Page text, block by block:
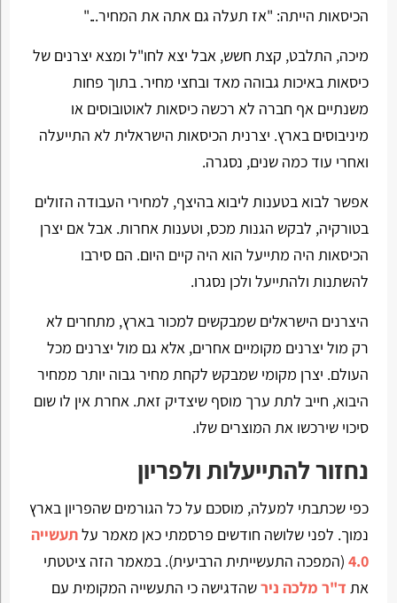
הכיסאות הייתה: "אז תעלה גם אתה את המחיר..."
מיכה, התלבט, קצת חשש, אבל יצא לחו"ל ומצא יצרנים של
כיסאות באיכות גבוהה מאד ובחצי מחיר. בתוך פחות
משנתיים אף חברה לא רכשה כיסאות לאוטובוסים או
מיניבוסים בארץ. יצרנית הכיסאות הישראלית לא התייעלה
ואחרי עוד כמה שנים, נסגרה.
אפשר לבוא בטענות ליבוא בהיצף, למחירי העבודה הזולים
בטורקיה, לבקש הגנות מכס, וטענות אחרות. אבל אם יצרן
הכיסאות היה מתייעל הוא היה קיים היום. הם סירבו
להשתנות ולהתייעל ולכן נסגרו.
היצרנים הישראלים שמבקשים למכור בארץ, מתחרים לא
רק מול יצרנים מקומיים אחרים, אלא גם מול יצרנים מכל
העולם. יצרן מקומי שמבקש לקחת מחיר גבוה יותר ממחיר
היבוא, חייב לתת ערך מוסף שיצדיק זאת. אחרת אין לו שום
סיכוי שירכשו את המוצרים שלו.
נחזור להתייעלות ולפריון
כפי שכתבתי למעלה, מוסכם על כל הגורמים שהפריון בארץ
נמוך. לפני שלושה חודשים פרסמתי כאן מאמר עלתעשייה
4.0(המפכה התעשייתית הרביעית). במאמר הזה ציטטתי
את ד"ר מלכה נירשהדגישה כי התעשייה המקומית עם